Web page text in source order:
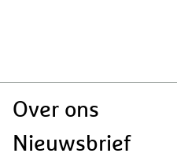
Doormat
Over ons
Nieuwsbrief